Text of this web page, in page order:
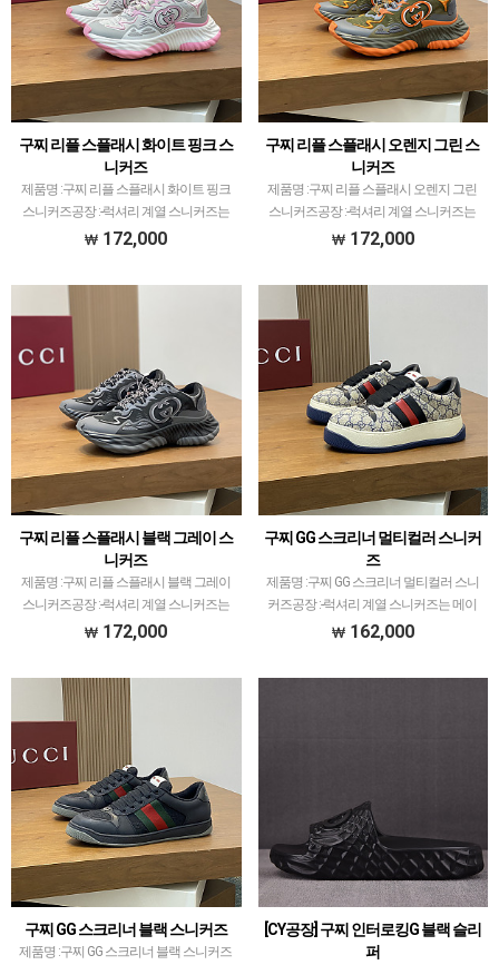
구찌 리플 스플래시 화이트 핑크 스
니커즈
제품명 :구찌 리플 스플래시 화이트 핑크
스니커즈공장 :-​럭셔리 계열 스니커즈는
메이저 공장에서 취급되는 모델 많이 없습
172,000
구찌 리플 스플래시 오렌지 그린 스
니커즈
제품명 :구찌 리플 스플래시 오렌지 그린
스니커즈공장 :-​럭셔리 계열 스니커즈는
메이저 공장에서 취급되는 모델 많이 없습
선별한 공장만 …
172,000
구찌 리플 스플래시 블랙 그레이 스
니커즈
제품명 :구찌 리플 스플래시 블랙 그레이
스니커즈공장 :-​럭셔리 계열 스니커즈는
메이저 공장에서 취급되는 모델 많이 없습
선별한 공장만 …
172,000
구찌 GG 스크리너 멀티컬러 스니커
즈
제품명 :구찌 GG 스크리너 멀티컬러 스니
커즈공장 :-​럭셔리 계열 스니커즈는 메이
저 공장에서 취급되는 모델 많이 없습니
162,000
구찌 GG 스크리너 블랙 스니커즈
제품명 :구찌 GG 스크리너 블랙 스니커즈
[CY공장] 구찌 인터로킹G 블랙 슬리
퍼